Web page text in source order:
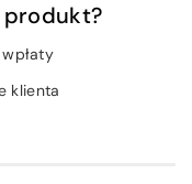
produkt?
klienta